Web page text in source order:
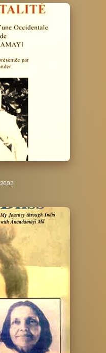
2003